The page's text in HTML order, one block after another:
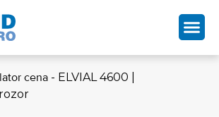
cena - ELVIAL 4600 |